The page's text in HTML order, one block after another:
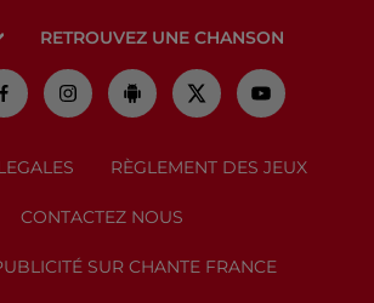
RETROUVEZ UNE CHANSON
RÈGLEMENT DES JEUX
CONTACTEZ NOUS
SUR CHANTE FRANCE